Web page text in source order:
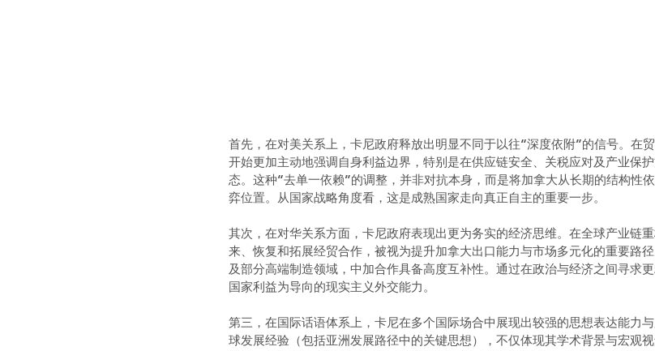
首先，在对美关系上，卡尼政府释放出明显不同于以往“深度依附”的信号。在
开始更加主动地强调自身利益边界，特别是在供应链安全、关税应对及产业保
态。这种“去单一依赖”的调整，并非对抗本身，而是将加拿大从长期的结构性
弈位置。从国家战略角度看，这是成熟国家走向真正自主的重要一步。
其次，在对华关系方面，卡尼政府表现出更为务实的经济思维。在全球产业链
来、恢复和拓展经贸合作，被视为提升加拿大出口能力与市场多元化的重要路
及部分高端制造领域，中加合作具备高度互补性。通过在政治与经济之间寻求
国家利益为导向的现实主义外交能力。
第三，在国际话语体系上，卡尼在多个国际场合中展现出较强的思想表达能力
球发展经验（包括亚洲发展路径中的关键思想），不仅体现其学术背景与宏观